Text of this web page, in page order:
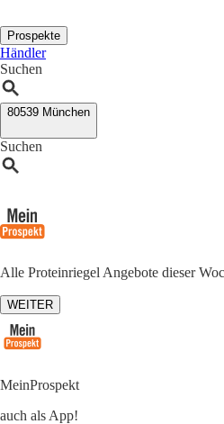
Prospekte
Händler
Suchen
80539 München
Suchen
Alle Proteinriegel Angebote dieser
WEITER
MeinProspekt
auch als App!